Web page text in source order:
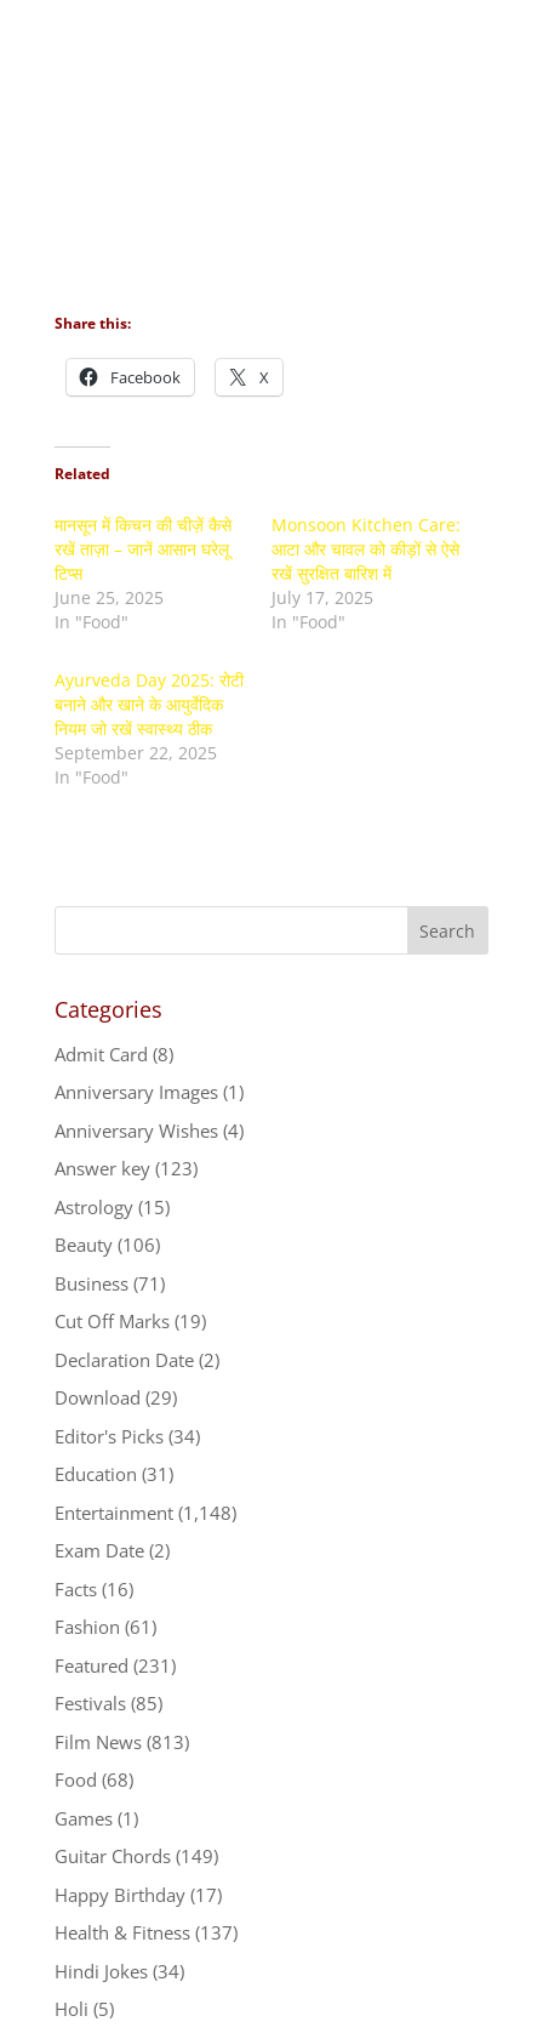
Share this:
Facebook X
Related
मानसून में किचन की चीज़ें कैसे
रखें ताज़ा – जानें आसान घरेलू
टिप्स
June 25, 2025
In "Food"
Monsoon Kitchen Care:
आटा और चावल को कीड़ों से ऐसे
रखें सुरक्षित बारिश में
July 17, 2025
In "Food"
Ayurveda Day 2025: रोटी
बनाने और खाने के आयुर्वेदिक
नियम जो रखें स्वास्थ्य ठीक
September 22, 2025
In "Food"
Categories
Admit Card (8)
Anniversary Images(1)
Anniversary Wishes(4)
Answer key(123)
Astrology(15)
Beauty(106)
Business(71)
Cut Off Marks(19)
Declaration Date(2)
Download (29)
Editor's Picks(34)
Education (31)
Entertainment(1,148)
Exam Date(2)
Facts(16)
Fashion (61)
Featured (231)
Festivals(85)
Film News(813)
Food (68)
Games(1)
Guitar Chords(149)
Happy Birthday(17)
Health & Fitness(137)
Hindi Jokes(34)
Holi (5)